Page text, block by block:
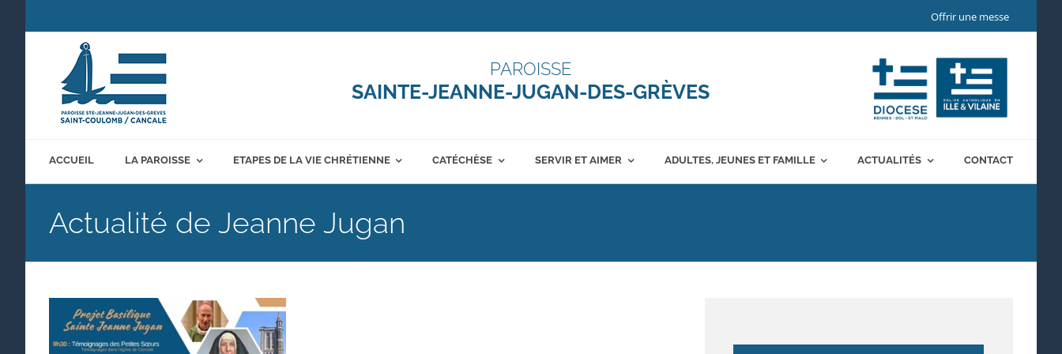
Offrir une messe
PAROISSE
SAINTE-JEANNE-JUGAN-DES-GRÈVES
ACCUEIL LA PAROISSE ETAPES DE LA VIE CHRÉTIENNE CATÉCHÈSE SERVIR ET AIMER ADULTES, JEUNES ET FAMILLE ACTUALITÉS CONTACT
Actualité de Jeanne Jugan